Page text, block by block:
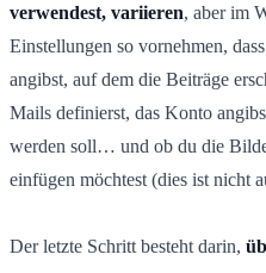
verwendest, variieren, aber im
Einstellungen so vornehmen,
angibst, auf dem die Beiträge
Mails definierst, das Konto
werden soll… und ob du die
einfügen möchtest (dies ist nicht
Der letzte Schritt besteht darin,